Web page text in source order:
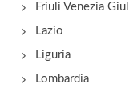
Friuli Venezia
Lazio
Liguria
Lombardia